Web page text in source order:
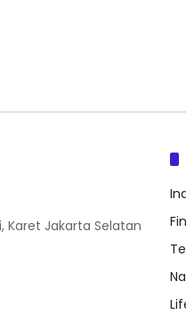
Karet Jakarta Selatan